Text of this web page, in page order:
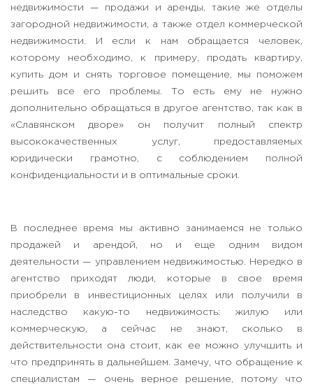
недвижимости — продажи и аренды, такие же отделы
загородной недвижимости, а также отдел коммерческой
недвижимости. И если к нам обращается человек,
которому необходимо, к примеру, продать квартиру,
купить дом и снять торговое помещение, мы поможем
решить все его проблемы. То есть ему не нужно
дополнительно обращаться в другое агентство, так как в
«Славянском дворе» он получит полный спектр
высококачественных услуг, предоставляемых
юридически грамотно, с соблюдением полной
конфиденциальности и в оптимальные сроки.
В последнее время мы активно занимаемся не только
продажей и арендой, но и еще одним видом
деятельности — управлением недвижимостью. Нередко в
агентство приходят люди, которые в свое время
приобрели в инвестиционных целях или получили в
наследство какую-то недвижимость: жилую или
коммерческую, а сейчас не знают, сколько в
действительности она стоит, как ее можно улучшить и
что предпринять в дальнейшем. Замечу, что обращение к
специалистам — очень верное решение, потому что